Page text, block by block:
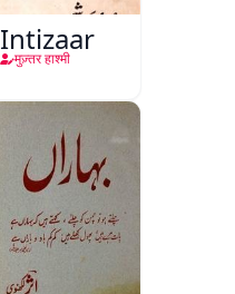
Intizaar
मुज़्तर हाश्मी